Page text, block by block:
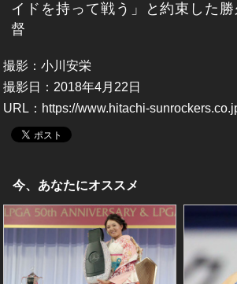
イドを持って戦う」と約束した
督
撮影：小川安栄
撮影日：2018年4月22日
URL： https://www.hitachi-
今、あなたにオススメ